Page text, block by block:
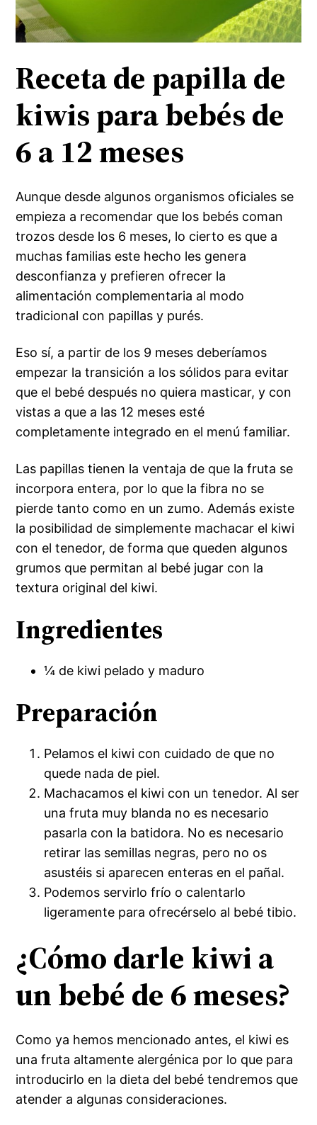
Receta de papilla de
kiwis para bebés de
6 a 12 meses
Aunque desde algunos organismos oficiales se
empieza a recomendar que los bebés coman
trozos desde los 6 meses, lo cierto es que a
muchas familias este hecho les genera
desconfianza y prefieren ofrecer la
alimentación complementaria al modo
tradicional con papillas y purés.
Eso sí, a partir de los 9 meses deberíamos
empezar la transición a los sólidos para evitar
que el bebé después no quiera masticar, y con
vistas a que a las 12 meses esté
completamente integrado en el menú familiar.
Las papillas tienen la ventaja de que la fruta se
incorpora entera, por lo que la fibra no se
pierde tanto como en un zumo. Además existe
la posibilidad de simplemente machacar el kiwi
con el tenedor, de forma que queden algunos
grumos que permitan al bebé jugar con la
textura original del kiwi.
Ingredientes
¼ de kiwi pelado y maduro
Preparación
Pelamos el kiwi con cuidado de que no
quede nada de piel.
Machacamos el kiwi con un tenedor. Al ser
una fruta muy blanda no es necesario
pasarla con la batidora. No es necesario
retirar las semillas negras, pero no os
asustéis si aparecen enteras en el pañal.
Podemos servirlo frío o calentarlo
ligeramente para ofrecérselo al bebé tibio.
¿Cómo darle kiwi a
un bebé de 6 meses?
Como ya hemos mencionado antes, el kiwi es
una fruta altamente alergénica por lo que para
introducirlo en la dieta del bebé tendremos que
atender a algunas consideraciones.